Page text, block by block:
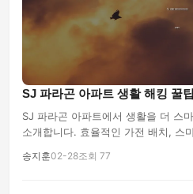
SJ 파라곤 아파트 생활 해킹 꿀
SJ 파라곤 아파트에서 생활을 더 스
소개합니다. 효율적인 가전 배치, 스
송지훈02-28조회 77